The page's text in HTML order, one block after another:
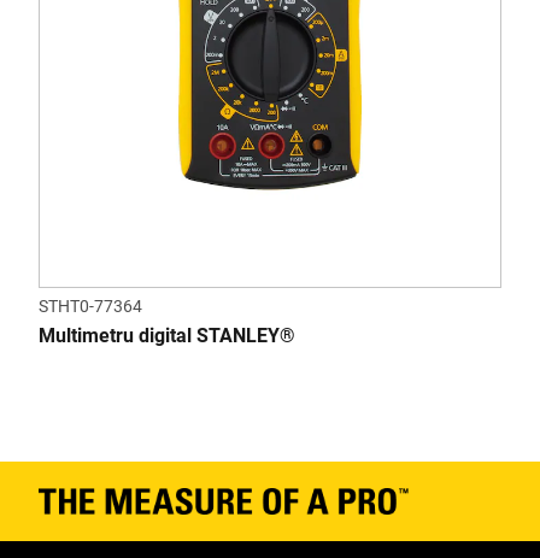
STHT0-77364
Multimetru digital STANLEY®